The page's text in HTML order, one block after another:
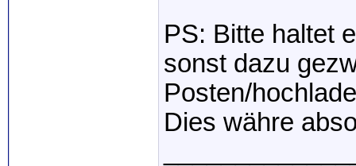
PS: Bitte haltet
sonst dazu
Posten/
Dies währe